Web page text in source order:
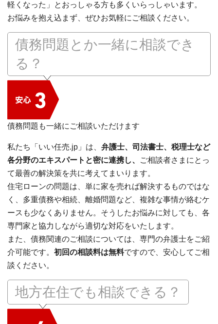
軽くなった」とおっしゃる方も多くいらっしゃいます。
お悩みを抱え込まず、ぜひお気軽にご相談ください。
債務問題とか一緒に相談でき
る？
債務問題も一緒にご相談いただけます
私たち「いい任売.jp」は、 弁護士、司法書士、税理士など
各分野のエキスパートと密に連携し、
ご相談者さまにとっ
て最善の解決策を共に考えてまいります。
住宅ローンの問題は、単に家を売れば解決するものではな
く、多重債務や相続、離婚問題など、複雑な事情が絡むケ
ースも少なくありません。そうしたお悩みに対しても、各
専門家と協力しながら適切な対応をいたします。
また、債務関連のご相談については、専門の弁護士をご紹
介可能です。 初回の相談料は無料ですので、安心してご相
談ください。
地方在住でも相談できる？